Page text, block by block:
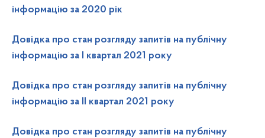
інформацію за 2020 рік
Довідка про стан розгляду запитів на публічну
інформацію за І квартал 2021 року
Довідка про стан розгляду запитів на публічну
інформацію за ІІ квартал 2021 року
Довідка про стан розгляду запитів на публічну